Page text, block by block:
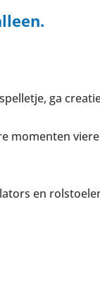
ga
momenten
en